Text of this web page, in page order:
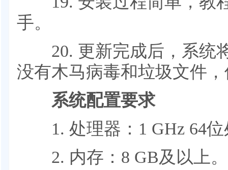
手。
20. 更新完成后，系统
没有木马病毒和垃圾文件
系统配置要求
1. 处理器：1 GHz 64位
2. 内存：8 GB及以上。